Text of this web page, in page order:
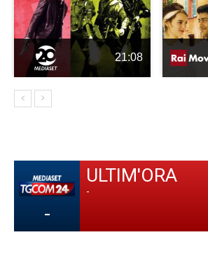
21:08
-
ULTIM'ORA
-